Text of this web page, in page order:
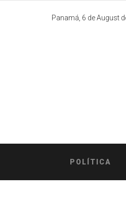
Panamá, 6 de August
POLÍTICA